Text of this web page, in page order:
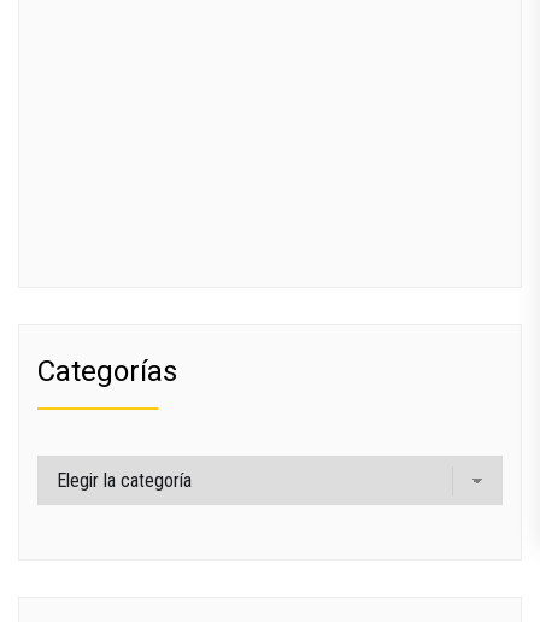
Categorías
Categorías